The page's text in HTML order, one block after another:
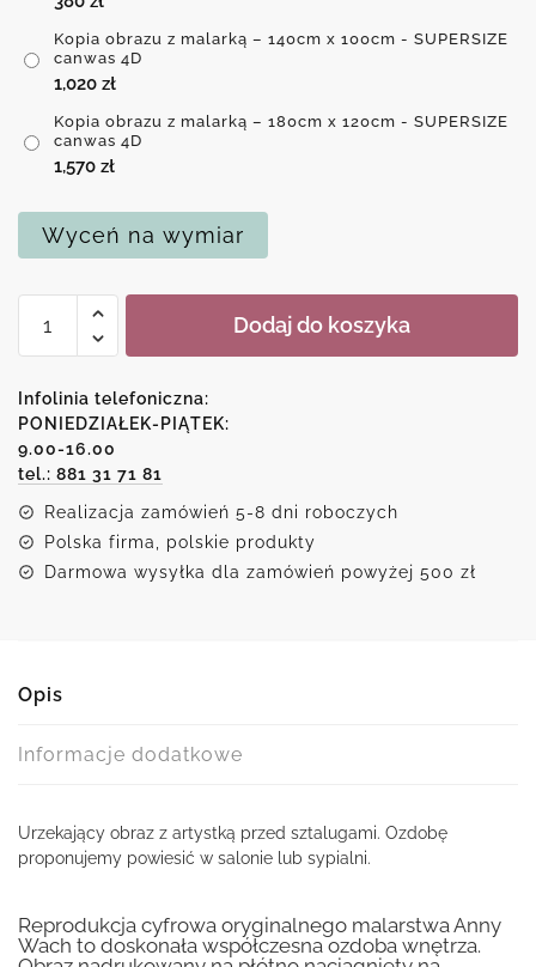
Kopia obrazu z malarką – 140cm x 100cm - SUPERSIZE
canwas 4D
1,020 zł
Kopia obrazu z malarką – 180cm x 120cm - SUPERSIZE
canwas 4D
1,570 zł
Wyceń na wymiar
Kopia
z
malarką
Dodaj do koszyka
Infolinia telefoniczna:
PONIEDZIAŁEK-PIĄTEK:
9.00-16.00
tel.: 881 31 71 81
Realizacja zamówień 5-8 dni roboczych
Polska firma, polskie produkty
Darmowa wysyłka dla zamówień powyżej 500 zł
Opis
Informacje dodatkowe
Urzekający obraz z artystką przed sztalugami. Ozdobę
proponujemy powiesić w salonie lub sypialni.
Reprodukcja cyfrowa oryginalnego malarstwa Anny
Wach to doskonała współczesna ozdoba wnętrza.